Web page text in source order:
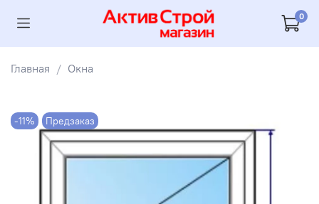
0
Главная Окна
-11% Предзаказ